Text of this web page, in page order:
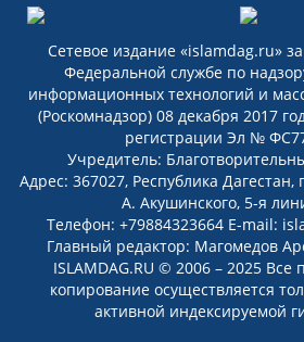
Сетевое издание «islamdag.ru»
Федеральной службе по
информационных технологий и
(Роскомнадзор) 08 декабря 2017
регистрации Эл №
Учредитель:
Адрес: 367027, Республика
А. Акушинского, 5-я
Телефон: +79884323664 E-mail:
Главный редактор: Магомедов
ISLAMDAG.RU © 2006 – 2025
копирование осуществляется
активной индексируемой